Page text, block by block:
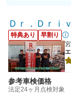
Ｄｒ．Ｄｒｉ
特典あり
早割り
参考車検価格
法定24ヶ月点検対象